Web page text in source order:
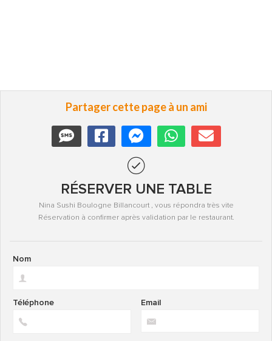
Partager cette page à un ami
RÉSERVER UNE TABLE
Nina Sushi Boulogne Billancourt , vous répondra très vite
Réservation à confirmer après validation par le restaurant.
Nom
Email
Téléphone